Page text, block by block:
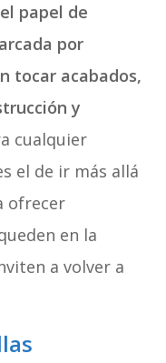
papel de
por
tocar acabados,
y
cualquier
el de ir más allá
ofrecer
en la
a volver a